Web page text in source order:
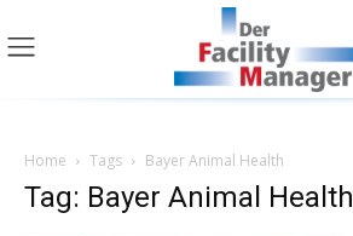
Home Tags Bayer Animal Health
Tag: Bayer Animal Health